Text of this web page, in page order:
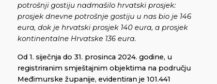
potrošnji gostiju nadmašilo hrvatski prosjek:
prosjek dnevne potrošnje gostiju u nas bio je 146
eura, dok je hrvatski prosjek 140 eura, a prosjek
kontinentalne Hrvatske 136 eura.
Od 1. siječnja do 31. prosinca 2024. godine, u
registriranim smještajnim objektima na području
Međimurske županije, evidentiran je 101.441